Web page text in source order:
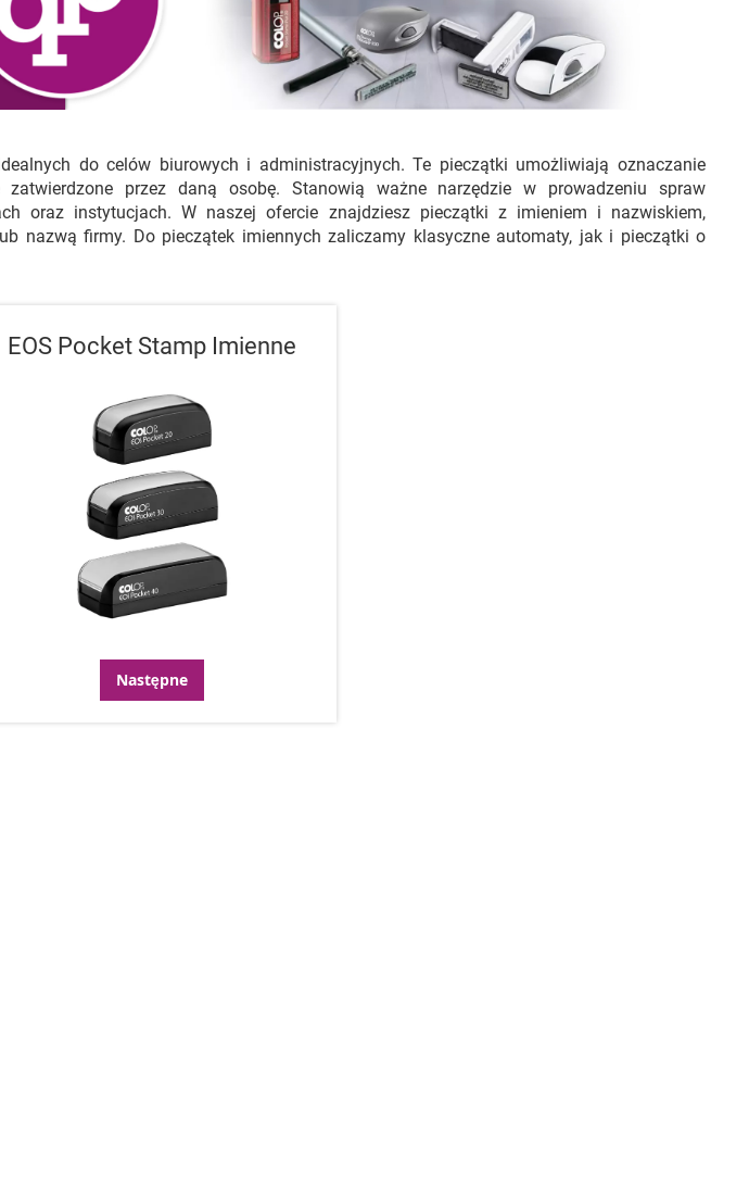
do celów biurowych i administracyjnych. Te pieczątki umożliwiają oznaczanie
przez daną osobę. Stanowią ważne narzędzie w prowadzeniu spraw
oraz instytucjach. W naszej ofercie znajdziesz pieczątki z imieniem i nazwiskiem,
nazwą firmy. Do pieczątek imiennych zaliczamy klasyczne automaty, jak i pieczątki o
EOS Pocket Stamp Imienne
Następne